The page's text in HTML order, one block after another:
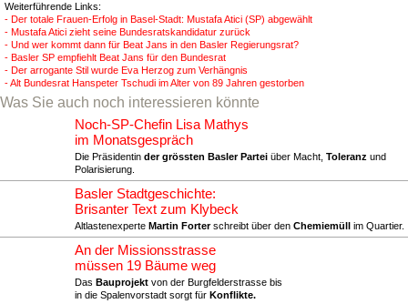
Weiterführende Links:
- Der totale Frauen-Erfolg in Basel-Stadt: Mustafa Atici (SP) abgewählt
- Mustafa Atici zieht seine Bundesratskandidatur zurück
- Und wer kommt dann für Beat Jans in den Basler Regierungsrat?
- Basler SP empfiehlt Beat Jans für den Bundesrat
- Der arrogante Stil wurde Eva Herzog zum Verhängnis
- Alt Bundesrat Hanspeter Tschudi im Alter von 89 Jahren gestorben
Was Sie auch noch interessieren könnte
Noch-SP-Chefin Lisa Mathys
im Monatsgespräch
Die Präsidentin der grössten Basler Partei über Macht, Toleranz und
Polarisierung.
Basler Stadtgeschichte:
Brisanter Text zum Klybeck
Altlastenexperte Martin Forterschreibt über den Chemiemüll im Quartier.
An der Missionsstrasse
müssen 19 Bäume weg
Das Bauprojekt von der Burgfelderstrasse bis
in die Spalenvorstadt sorgt für Konflikte.